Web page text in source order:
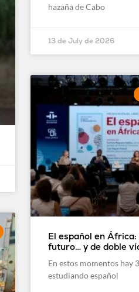
hazaña de Cabo
13 de July de 2026
El español en
futuro… y de doble
En estos momentos hay
estudiando español